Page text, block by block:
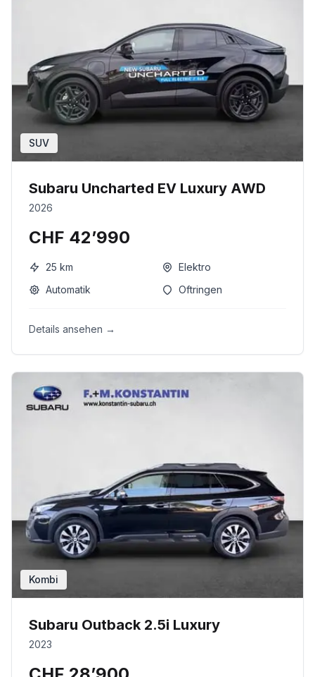
SUV
Subaru Uncharted EV Luxury AWD
2026
CHF 42’990
25 km
Elektro
Automatik
Oftringen
Details ansehen →
Kombi
Subaru Outback 2.5i Luxury
2023